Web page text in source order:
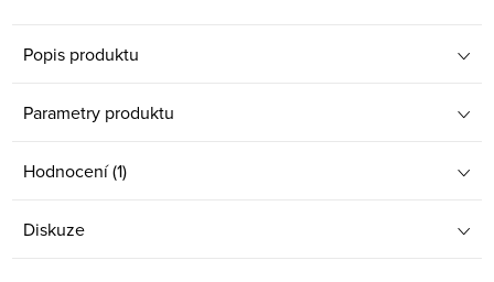
Popis produktu
Parametry produktu
Hodnocení (1)
Diskuze